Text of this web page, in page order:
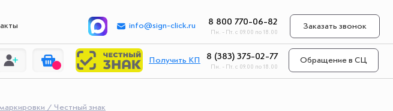
info@sign-click.ru 8 800 770-06-82
Пн. - Пт. с 09.00 по 18.00
Заказать звонок
Получить КП 8 (383) 375-02-77
Пн. - Пт. с 09.00 по 18.00
Обращение в СЦ
/ Честный знак